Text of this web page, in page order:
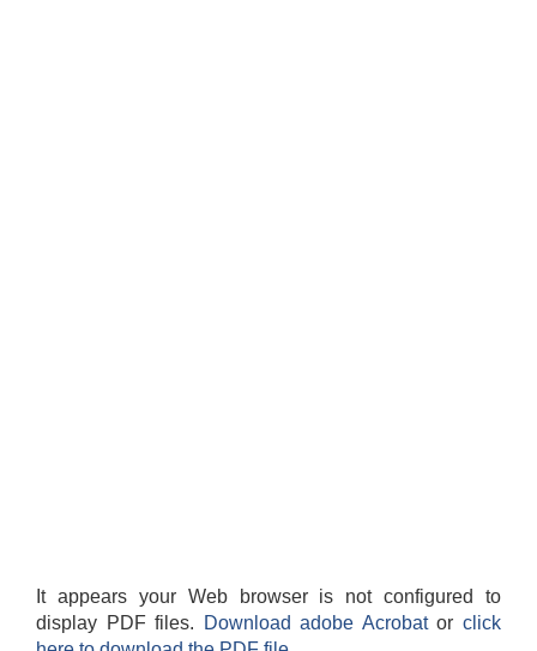
It appears your Web browser is not configured to
display PDF files.
Download adobe Acrobatorclick